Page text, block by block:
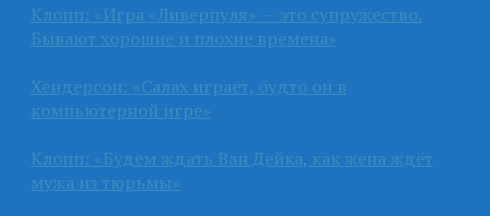
Клопп: «Игра «Ливерпуля» — это супружество.
Бывают хорошие и плохие времена»
Хендерсон: «Салах играет, будто он в
компьютерной игре»
Клопп: «Будем ждать Ван Дейка, как жена ждёт
мужа из тюрьмы»